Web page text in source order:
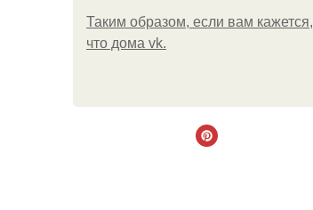
Таким образом, если вам кажется,
что дома vk.